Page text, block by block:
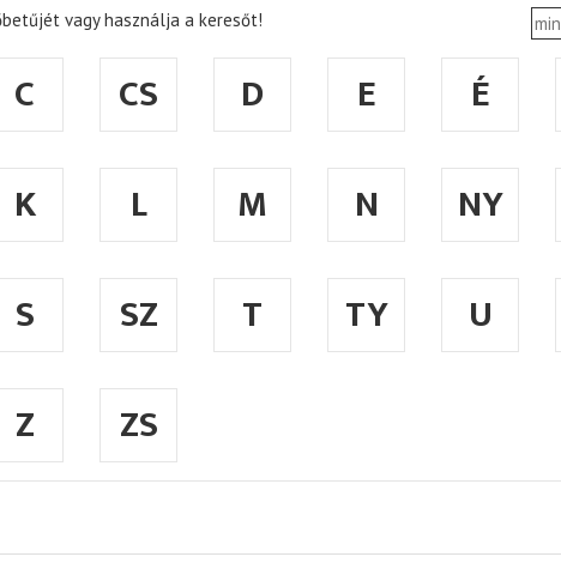
vagy használja a keresőt!
C CS D E É
K L M N NY
S SZ T TY U
Z ZS